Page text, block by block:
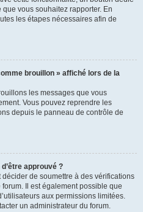
vous souhaitez rapporter. En
les étapes nécessaires afin de
brouillon » affiché lors de la
les messages que vous
Vous pouvez reprendre les
depuis le panneau de contrôle de
approuvé ?
de soumettre à des vérifications
Il est également possible que
aux permissions limitées.
un administrateur du forum.